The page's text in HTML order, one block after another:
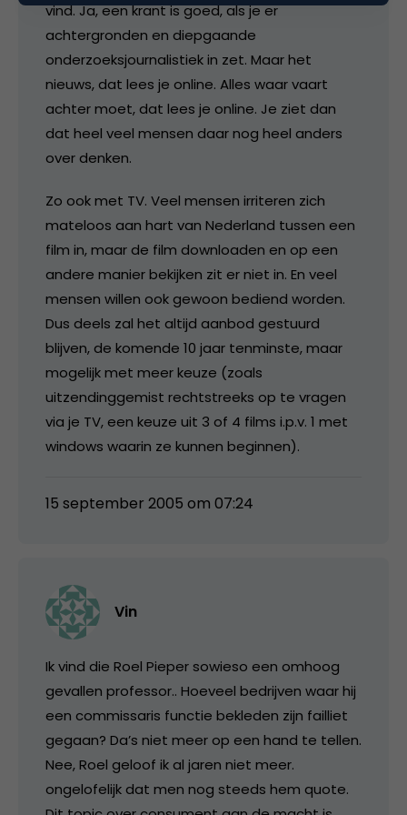
vind. Ja, een krant is goed, als je er
achtergronden en diepgaande
onderzoeksjournalistiek in zet. Maar het
nieuws, dat lees je online. Alles waar vaart
achter moet, dat lees je online. Je ziet dan
dat heel veel mensen daar nog heel anders
over denken.
Zo ook met TV. Veel mensen irriteren zich
mateloos aan hart van Nederland tussen een
film in, maar de film downloaden en op een
andere manier bekijken zit er niet in. En veel
mensen willen ook gewoon bediend worden.
Dus deels zal het altijd aanbod gestuurd
blijven, de komende 10 jaar tenminste, maar
mogelijk met meer keuze (zoals
uitzendinggemist rechtstreeks op te vragen
via je TV, een keuze uit 3 of 4 films i.p.v. 1 met
windows waarin ze kunnen beginnen).
15 september 2005 om 07:24
Vin
Ik vind die Roel Pieper sowieso een omhoog
gevallen professor.. Hoeveel bedrijven waar hij
een commissaris functie bekleden zijn failliet
gegaan? Da’s niet meer op een hand te tellen.
Nee, Roel geloof ik al jaren niet meer.
ongelofelijk dat men nog steeds hem quote.